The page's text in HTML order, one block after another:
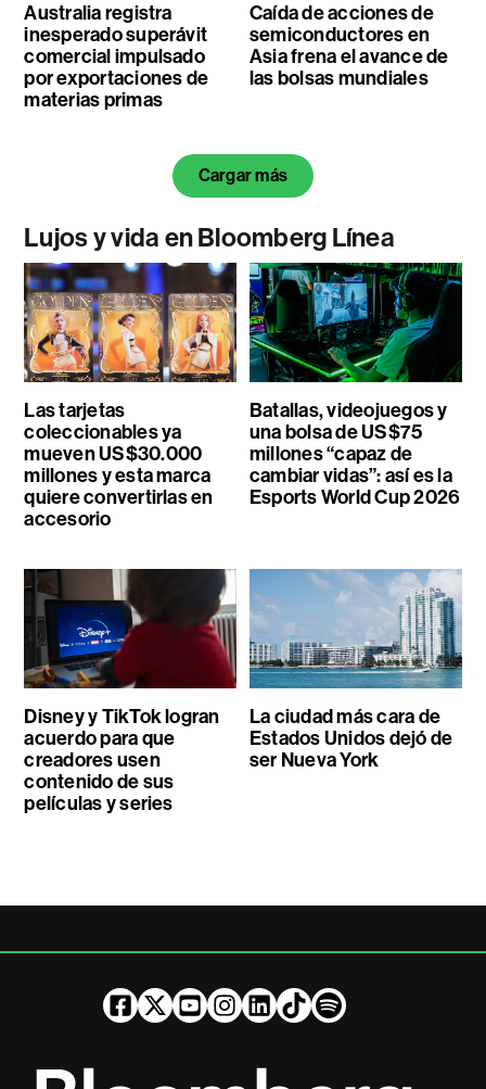
Australia registra
inesperado superávit
comercial impulsado
por exportaciones de
materias primas
Caída de acciones de
semiconductores en
Asia frena el avance de
las bolsas mundiales
Cargar más
Lujos y vida en Bloomberg Línea
Las tarjetas
coleccionables ya
mueven US$30.000
millones y esta marca
quiere convertirlas en
accesorio
Batallas, videojuegos y
una bolsa de US$75
millones “capaz de
cambiar vidas”: así es la
Esports World Cup 2026
Disney y TikTok logran
acuerdo para que
creadores usen
contenido de sus
películas y series
La ciudad más cara de
Estados Unidos dejó de
ser Nueva York